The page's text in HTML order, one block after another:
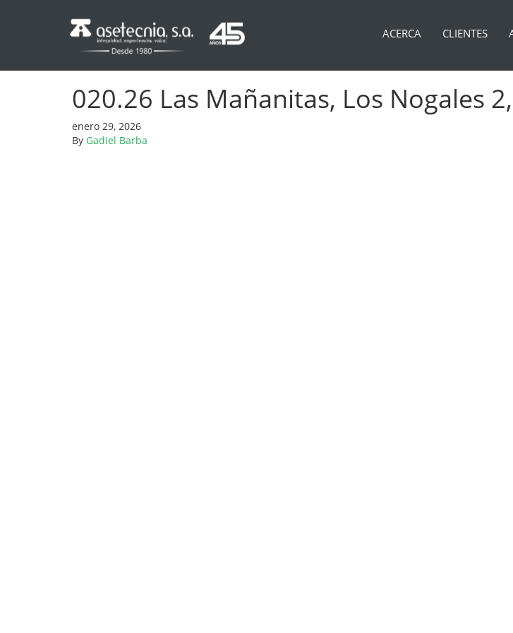
ACERCA CLIENTES
020.26 Las Mañanitas, Los Nogales
enero 29, 2026
By Gadiel Barba